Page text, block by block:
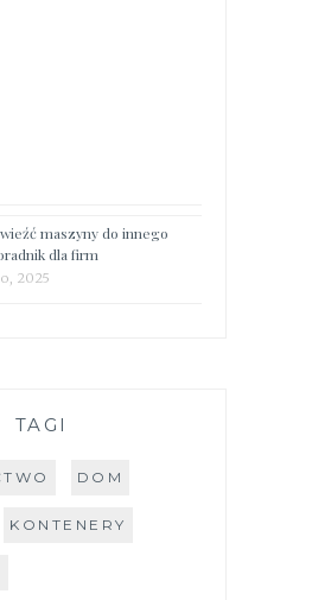
maszyny do innego
dla firm
2025
TAGI
DOM
KONTENERY